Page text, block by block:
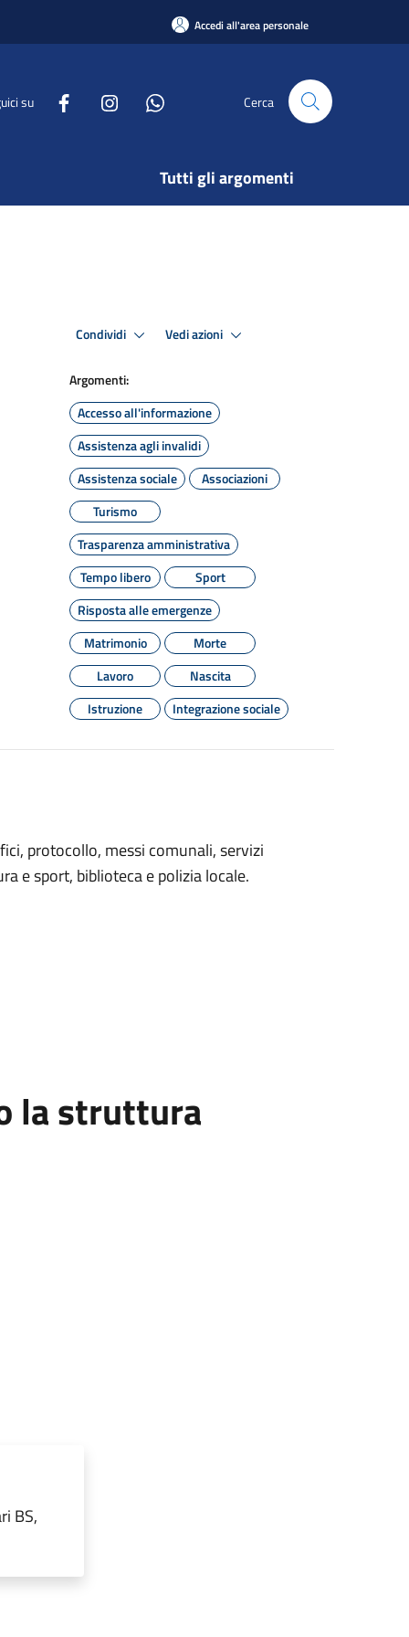
Accedi all'area personale
su Cerca
Tutti gli argomenti
Condividi Vedi azioni
Argomenti:
Accesso all'informazione
Assistenza agli invalidi
Assistenza sociale
Associazioni
Turismo
Trasparenza amministrativa
Tempo libero
Sport
Risposta alle emergenze
Matrimonio
Morte
Lavoro
Nascita
Istruzione
Integrazione sociale
protocollo, messi comunali, servizi
e sport, biblioteca e polizia locale.
la struttura
BS,